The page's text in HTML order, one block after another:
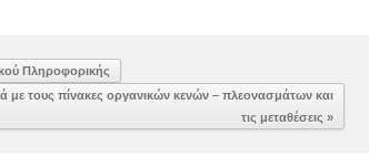
Πληροφορικής
τους πίνακες οργανικών κενών – πλεονασμάτων και
τις μεταθέσεις »